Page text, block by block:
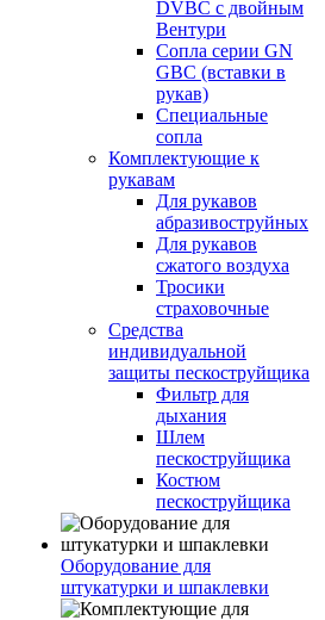
DVBC с двойным
Вентури
Сопла серии GN
GBC (вставки в
рукав)
Специальные
сопла
Комплектующие к
рукавам
Для рукавов
абразивоструйных
Для рукавов
сжатого воздуха
Тросики
страховочные
Средства
индивидуальной
защиты пескоструйщика
Фильтр для
дыхания
Шлем
пескоструйщика
Костюм
пескоструйщика
Оборудование для
штукатурки и шпаклевки